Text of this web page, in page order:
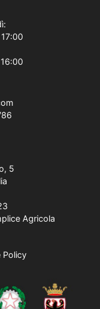
5
Agricola
Policy